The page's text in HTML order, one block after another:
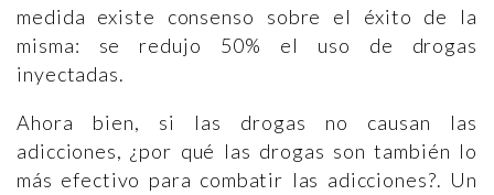
medida existe consenso sobre el éxito de la
misma: se redujo 50% el uso de drogas
inyectadas.
Ahora bien, si las drogas no causan las
adicciones, ¿por qué las drogas son también lo
más efectivo para combatir las adicciones?. Un